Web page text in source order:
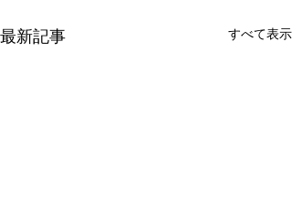
最新記事 すべて表示